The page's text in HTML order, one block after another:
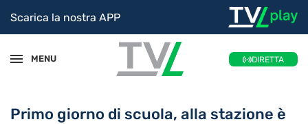
Scarica la nostra APP
MENU DIRETTA
Primo giorno di scuola, alla stazione è